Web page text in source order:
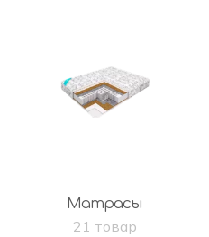
Матрасы
21 товар